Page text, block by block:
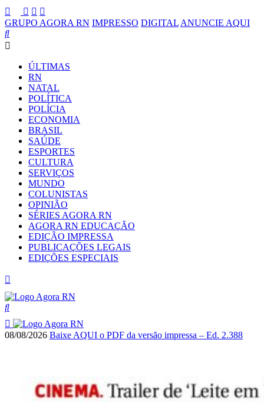
GRUPO AGORA RN IMPRESSO DIGITAL ANUNCIE AQUI
ÚLTIMAS
RN
NATAL
POLÍTICA
POLÍCIA
ECONOMIA
BRASIL
SAÚDE
ESPORTES
CULTURA
SERVIÇOS
MUNDO
COLUNISTAS
OPINIÃO
SÉRIES AGORA RN
AGORA RN EDUCAÇÃO
EDIÇÃO IMPRESSA
PUBLICAÇÕES LEGAIS
EDIÇÕES ESPECIAIS
08/08/2026 Baixe AQUI o PDF da versão impressa – Ed. 2.388